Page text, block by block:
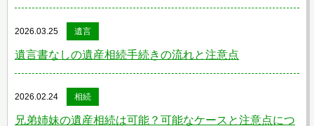
2026.03.25 遺言
遺言書なしの遺産相続手続きの流れと注意点
2026.02.24 相続
兄弟姉妹の遺産相続は可能？可能なケースと注意点につ